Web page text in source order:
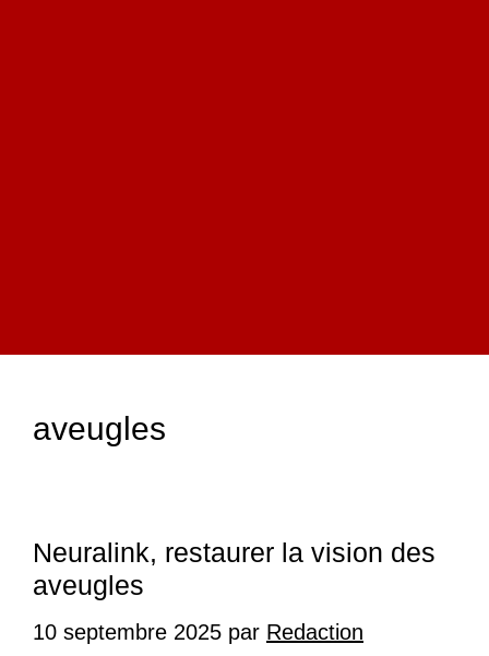
aveugles
Neuralink, restaurer la vision des
aveugles
10 septembre 2025 par Redaction